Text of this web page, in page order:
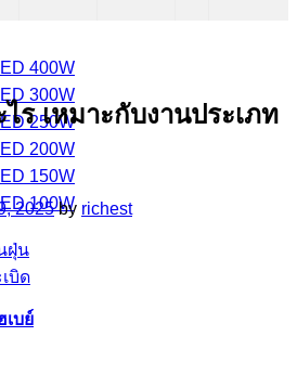
400W
300W
250W
200W
150W
100W
ฝุ่น
บิด
เบย์
ร เหมาะกับงานประเภท
2025 by richest